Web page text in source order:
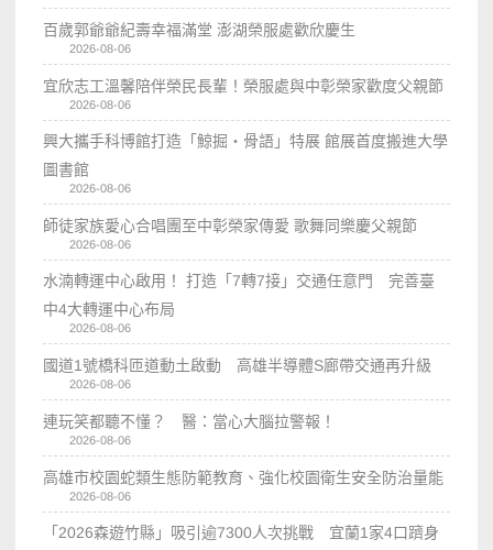
百歲郭爺爺紀壽幸福滿堂 澎湖榮服處歡欣慶生
2026-08-06
宜欣志工溫馨陪伴榮民長輩！榮服處與中彰榮家歡度父親節
2026-08-06
興大攜手科博館打造「鯨掘・骨語」特展 館展首度搬進大學
圖書館
2026-08-06
師徒家族愛心合唱團至中彰榮家傳愛 歌舞同樂慶父親節
2026-08-06
水湳轉運中心啟用！ 打造「7轉7接」交通任意門 完善臺
中4大轉運中心布局
2026-08-06
國道1號橋科匝道動土啟動 高雄半導體S廊帶交通再升級
2026-08-06
連玩笑都聽不懂？ 醫：當心大腦拉警報！
2026-08-06
高雄市校園蛇類生態防範教育、強化校園衛生安全防治量能
2026-08-06
「2026森遊竹縣」吸引逾7300人次挑戰 宜蘭1家4口躋身